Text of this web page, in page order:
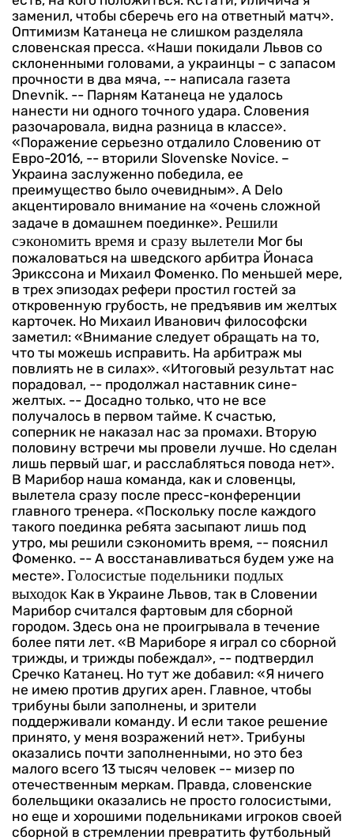
заменил, чтобы сберечь его на ответный матч».
Оптимизм Катанеца не слишком разделяла
словенская пресса. «Наши покидали Львов со
склоненными головами, а украинцы – с запасом
прочности в два мяча, -- написала газета
Dnevnik. -- Парням Катанеца не удалось
нанести ни одного точного удара. Словения
разочаровала, видна разница в классе».
«Поражение серьезно отдалило Словению от
Евро-2016, -- вторили Slovenske Novice. –
Украина заслуженно победила, ее
преимущество было очевидным». А Delo
акцентировало внимание на «очень сложной
задаче в домашнем поединке». Решили
сэкономить время и сразу вылетели Мог бы
пожаловаться на шведского арбитра Йонаса
Эрикссона и Михаил Фоменко. По меньшей мере,
в трех эпизодах рефери простил гостей за
откровенную грубость, не предъявив им желтых
карточек. Но Михаил Иванович философски
заметил: «Внимание следует обращать на то,
что ты можешь исправить. На арбитраж мы
повлиять не в силах». «Итоговый результат нас
порадовал, -- продолжал наставник сине-
желтых. -- Досадно только, что не все
получалось в первом тайме. К счастью,
соперник не наказал нас за промахи. Вторую
половину встречи мы провели лучше. Но сделан
лишь первый шаг, и расслабляться повода нет».
В Марибор наша команда, как и словенцы,
вылетела сразу после пресс-конференции
главного тренера. «Поскольку после каждого
такого поединка ребята засыпают лишь под
утро, мы решили сэкономить время, -- пояснил
Фоменко. -- А восстанавливаться будем уже на
месте». Голосистые подельники подлых
выходок Как в Украине Львов, так в Словении
Марибор считался фартовым для сборной
городом. Здесь она не проигрывала в течение
более пяти лет. «В Мариборе я играл со сборной
трижды, и трижды побеждал», -- подтвердил
Сречко Катанец. Но тут же добавил: «Я ничего
не имею против других арен. Главное, чтобы
трибуны были заполнены, и зрители
поддерживали команду. И если такое решение
принято, у меня возражений нет». Трибуны
оказались почти заполненными, но это без
малого всего 13 тысяч человек -- мизер по
отечественным меркам. Правда, словенские
болельщики оказались не просто голосистыми,
но еще и хорошими подельниками игроков своей
сборной в стремлении превратить футбольный